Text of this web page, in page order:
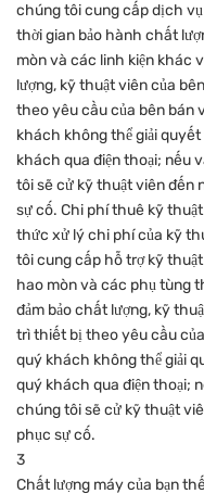
chúng tôi cung cấp dịch
thời gian bảo hành chất
mòn và các linh kiện khác
lượng, kỹ thuật viên của
theo yêu cầu của bên bán
khách không thể giải
khách qua điện thoại; nếu
tôi sẽ cử kỹ thuật viên đến
sự cố. Chi phí thuê kỹ
thức xử lý chi phí của kỹ
tôi cung cấp hỗ trợ kỹ
hao mòn và các phụ tùng
đảm bảo chất lượng, kỹ
trì thiết bị theo yêu cầu
quý khách không thể giải
quý khách qua điện thoại;
chúng tôi sẽ cử kỹ thuật
phục sự cố.
3
Chất lượng máy của bạn